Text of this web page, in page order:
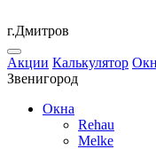
г.Дмитров
Акции Калькулятор
Звенигород
Окна
Rehau
Melke